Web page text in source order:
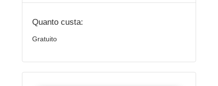
Quanto custa:
Gratuito